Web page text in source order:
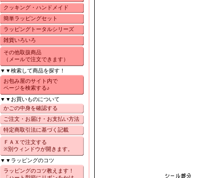
クッキング・ハンドメイド
簡単ラッピングセット
ラッピングトータルシリーズ
雑貨いろいろ
その他取扱商品
（メールで注文できます）
▼▼検索して商品を探す！
お包み屋のサイト内で
ページを検索する♪
▼▼お買いものについて
かごの中身を確認する
ご注文・お届け・お支払い方法
特定商取引法に基づく記載
ＦＡＸで注文する
※別ウィンドウが開きます。
▼▼ラッピングのコツ
ラッピングのコツ教えます！